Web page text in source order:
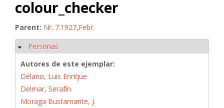
colour_checker
Parent: Nr. 7.1927,Febr.
Ocultar
Personas
Autores de este ejemplar:
Délano, Luis Enrique
Delmar, Serafín
Moraga Bustamante, J.